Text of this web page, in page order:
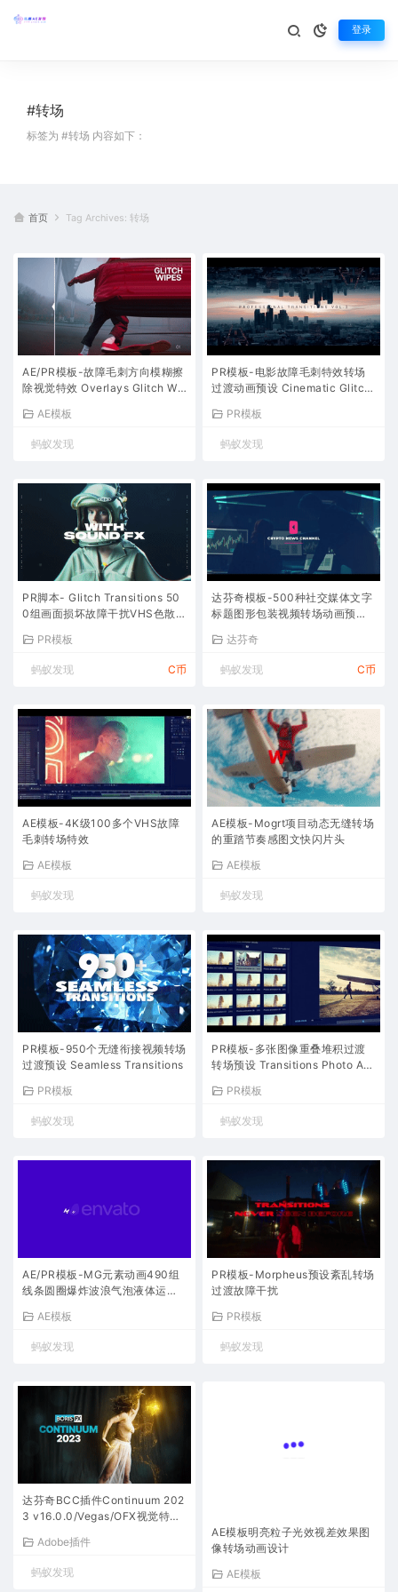
登录
#转场
标签为 #转场 内容如下：
首页 Tag Archives: 转场
AE/PR模板-故障毛刺方向模糊擦
除视觉特效 Overlays Glitch Wi
AE模板
蚂蚁发现
PR模板-电影故障毛刺特效转场
过渡动画预设 Cinematic Glitch
PR模板
蚂蚁发现
PR脚本- Glitch Transitions 50
0组画面损坏故障干扰VHS色散毛
PR模板
蚂蚁发现 C币
达芬奇模板-500种社交媒体文字
标题图形包装视频转场动画预设
达芬奇
蚂蚁发现 C币
AE模板-4K级100多个VHS故障
毛刺转场特效
AE模板
蚂蚁发现
AE模板-Mogrt项目动态无缝转场
的重踏节奏感图文快闪片头
AE模板
蚂蚁发现
PR模板-950个无缝衔接视频转场
过渡预设 Seamless Transitions
PR模板
蚂蚁发现
PR模板-多张图像重叠堆积过渡
转场预设 Transitions Photo Ani
PR模板
蚂蚁发现
AE/PR模板-MG元素动画490组
线条圆圈爆炸波浪气泡液体运动
AE模板
蚂蚁发现
PR模板-Morpheus预设紊乱转场
过渡故障干扰
PR模板
蚂蚁发现
达芬奇BCC插件Continuum 202
3 v16.0.0/Vegas/OFX视觉特效
Adobe插件
蚂蚁发现
AE模板明亮粒子光效视差效果图
像转场动画设计
AE模板